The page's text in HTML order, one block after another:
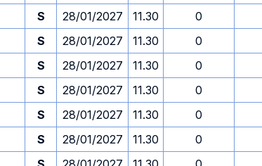
S 28/01/2027 11.30 0
S 28/01/2027 11.30 0
S 28/01/2027 11.30 0
S 28/01/2027 11.30 0
S 28/01/2027 11.30 0
S 28/01/2027 11.30 0